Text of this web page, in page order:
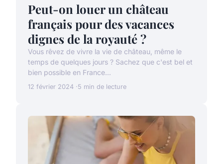
Peut-on louer un château
français pour des vacances
dignes de la royauté ?
Vous rêvez de vivre la vie de château, même le
temps de quelques jours ? Sachez que c'est bel et
bien possible en France...
12 février 2024 5 min de lecture